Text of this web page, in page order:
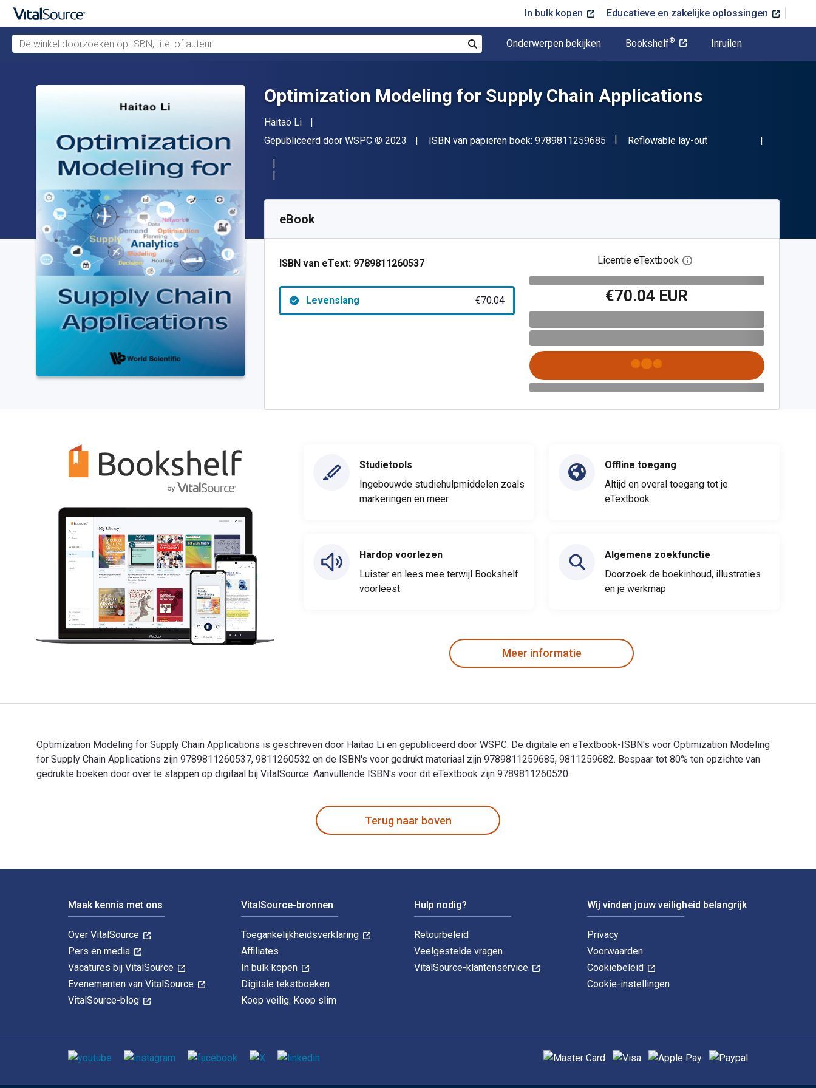
In bulk kopen Educatieve en zakelijke oplossingen
De winkel doorzoeken op ISBN, titel of auteur
Onderwerpen bekijken Bookshelf® Inruilen
Optimization Modeling for Supply Chain Applications
Auteur(s)
Haitao Li
Uitgever
Gepubliceerd door WSPC Copyright
© 2023 ISBN van papieren boek: 9789811259685 "ISBN-13 9789811259685"
Indeling
Reflowable lay-out
SKU:
eBook
ISBN van eText: 9789811260537
Levenslang €70.04
Licentie eTextbook Open het dialoogvenster
€70.04 EUR
Studietools
Ingebouwde studiehulpmiddelen zoals
markeringen en meer
Hardop voorlezen
Luister en lees mee terwijl Bookshelf
voorleest
Offline toegang
Altijd en overal toegang tot je
eTextbook
Algemene zoekfunctie
Doorzoek de boekinhoud, illustraties
en je werkmap
Meer informatie
Optimization Modeling for Supply Chain Applications is geschreven door Haitao Li en gepubliceerd door WSPC. De digitale en eTextbook-ISBN's voor Optimization Modeling
for Supply Chain Applications zijn 9789811260537, 9811260532 en de ISBN's voor gedrukt materiaal zijn 9789811259685, 9811259682. Bespaar tot 80% ten opzichte van
gedrukte boeken door over te stappen op digitaal bij VitalSource. Aanvullende ISBN's voor dit eTextbook zijn 9789811260520.
Terug naar boven
Maak kennis met ons
Over VitalSource
Pers en media
Vacatures bij VitalSource
Evenementen van VitalSource
VitalSource-blog
VitalSource-bronnen
Toegankelijkheidsverklaring
Affiliates
In bulk kopen
Digitale tekstboeken
Koop veilig. Koop slim
Hulp nodig?
Retourbeleid
Veelgestelde vragen
VitalSource-klantenservice
Wij vinden jouw veiligheid belangrijk
Privacy
Voorwaarden
Cookiebeleid
Cookie-instellingen
Sociale media Ondersteunde betaalmethoden